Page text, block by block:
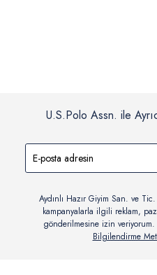
U.S.Polo Assn. ile
Aydınlı Hazır Giyim San. ve
kampanyalarla ilgili reklam,
gönderilmesine izin
Bilgilendirme